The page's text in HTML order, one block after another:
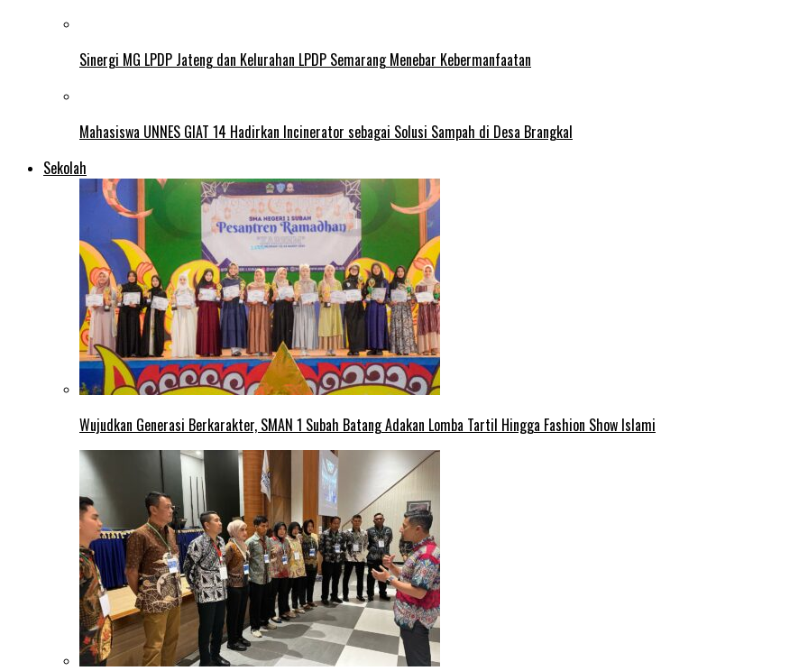
Sinergi MG LPDP Jateng dan Kelurahan LPDP Semarang Menebar Kebermanfaatan
Mahasiswa UNNES GIAT 14 Hadirkan Incinerator sebagai Solusi Sampah di Desa Brangkal
Sekolah
Wujudkan Generasi Berkarakter, SMAN 1 Subah Batang Adakan Lomba Tartil Hingga Fashion Show Islami